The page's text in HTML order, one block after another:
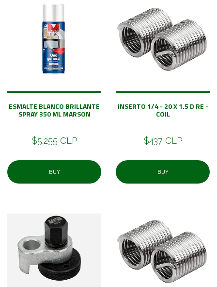
ESMALTE BLANCO BRILLANTE
SPRAY 350 ML MARSON
$5.255 CLP
BUY
INSERTO 1/4 - 20 X 1.5 D RE -
COIL
$437 CLP
BUY